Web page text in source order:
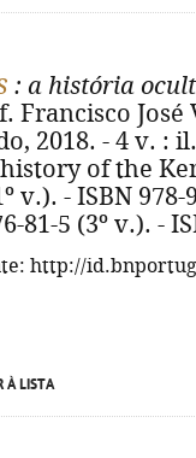
: a história
Francisco José
2018. - 4 v. :
of the
v.). - ISBN
81-5 (3º v.). -
http://
À LISTA